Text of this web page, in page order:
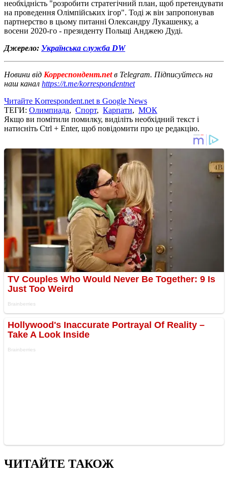
необхідність "розробити стратегічний план, щоб претендувати
на проведення Олімпійських ігор". Тоді ж він запропонував
партнерство в цьому питанні Олександру Лукашенку, а
восени 2020-го - президенту Польщі Анджею Дуді.
Джерело: Українська служба DW
Новини від Корреспондент.netв Telegram. Підписуйтесь на
наш канал https://t.me/korrespondentnet
Читайте Korrespondent.net в Google News
ТЕГИ: Олимпиада, Спорт, Карпати, МОК
Якщо ви помітили помилку, виділіть необхідний текст і
натисніть Ctrl + Enter, щоб повідомити про це редакцію.
ЧИТАЙТЕ ТАКОЖ